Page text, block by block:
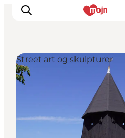
Oplevelser
Byer & Steder
Det sker
Overnatning
Street art og skulpturer